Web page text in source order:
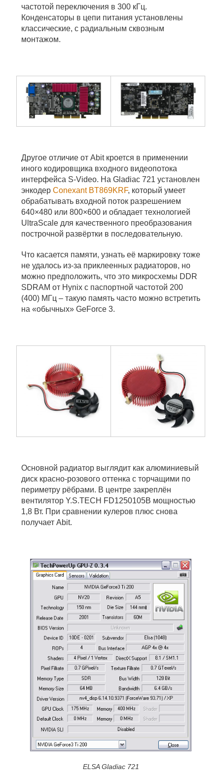
частотой переключения в 300 кГц.
Конденсаторы в цепи питания установлены
классические, с радиальным сквозным
монтажом.
Другое отличие от Abit кроется в применении
иного кодировщика входного видеопотока
интерфейса S-Video. На Gladiac 721 установлен
энкодерConexant BT869KRF, который умеет
обрабатывать входной поток разрешением
640×480 или 800×600 и обладает технологией
UltraScale для качественного преобразования
построчной развёртки в последовательную.
Что касается памяти, узнать её маркировку тоже
не удалось из-за приклеенных радиаторов, но
можно предположить, что это микросхемы DDR
SDRAM от Hynix с паспортной частотой 200
(400) МГц – такую память часто можно встретить
на «обычных» GeForce 3.
Основной радиатор выглядит как алюминиевый
диск красно-розового оттенка с торчащими по
периметру рёбрами. В центре закреплён
вентилятор Y.S.TECH FD1250105B мощностью
1,8 Вт. При сравнении кулеров плюс снова
получает Abit.
ELSA Gladiac 721